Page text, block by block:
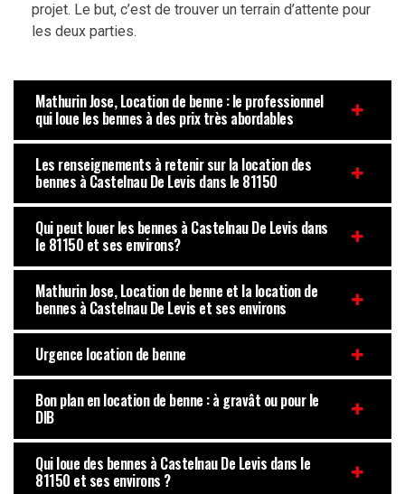
projet. Le but, c’est de trouver un terrain d’attente pour
les deux parties.
Mathurin Jose, Location de benne : le professionnel
qui loue les bennes à des prix très abordables
Les renseignements à retenir sur la location des
bennes à Castelnau De Levis dans le 81150
Qui peut louer les bennes à Castelnau De Levis dans
le 81150 et ses environs?
Mathurin Jose, Location de benne et la location de
bennes à Castelnau De Levis et ses environs
Urgence location de benne
Bon plan en location de benne : à gravât ou pour le
DIB
Qui loue des bennes à Castelnau De Levis dans le
81150 et ses environs ?